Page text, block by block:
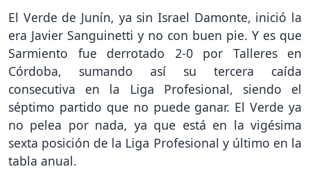
El Verde de Junín, ya sin Israel Damonte, inició la
era Javier Sanguinetti y no con buen pie. Y es que
Sarmiento fue derrotado 2-0 por Talleres en
Córdoba, sumando así su tercera caída
consecutiva en la Liga Profesional, siendo el
séptimo partido que no puede ganar. El Verde ya
no pelea por nada, ya que está en la vigésima
sexta posición de la Liga Profesional y último en la
tabla anual.